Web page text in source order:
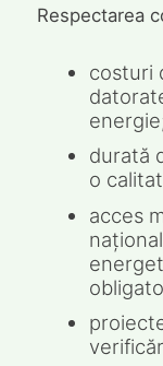
Respectarea
costuri
durată
o
acces